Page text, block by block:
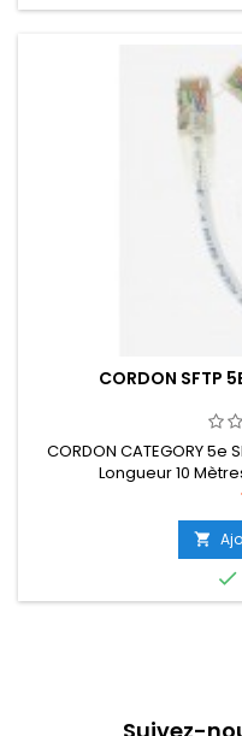
CORDON SFTP
CORDON CATEGORY 5e
Longueur 10

